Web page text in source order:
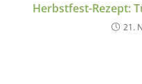
Herbstfest-Rezept:
21.